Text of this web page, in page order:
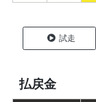
試走
払戻金